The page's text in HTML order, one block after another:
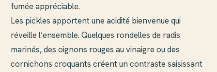
fumée appréciable.
Les pickles apportent une acidité bienvenue qui
réveille l’ensemble. Quelques rondelles de radis
marinés, des oignons rouges au vinaigre ou des
cornichons croquants créent un contraste saisissant